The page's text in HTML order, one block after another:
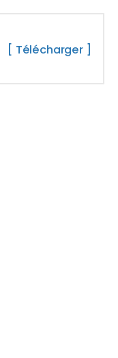
[ Télécharger ]